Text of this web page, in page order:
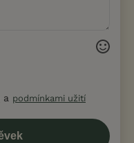
a podmínkami užití